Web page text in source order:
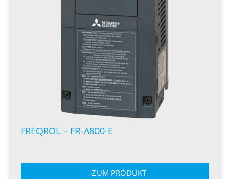
FREQROL – FR-A800-E
ZUM PRODUKT